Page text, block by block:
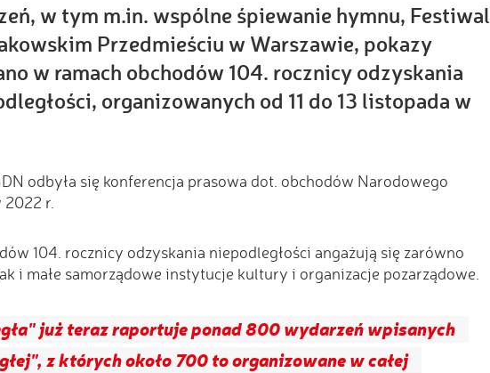
w tym m.in. wspólne śpiewanie hymnu, Festiwal
Przedmieściu w Warszawie, pokazy
w ramach obchodów 104. rocznicy odzyskania
organizowanych od 11 do 13 listopada w
odbyła się konferencja prasowa dot. obchodów Narodowego
r.
104. rocznicy odzyskania niepodległości angażują się zarówno
i małe samorządowe instytucje kultury i organizacje pozarządowe.
już teraz raportuje ponad 800 wydarzeń wpisanych
z których około 700 to organizowane w całej